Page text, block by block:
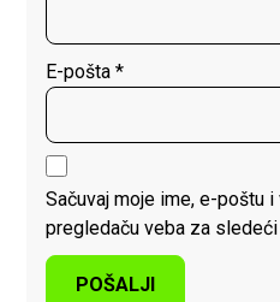
E-pošta*
Sačuvaj moje ime, e-poštu
pregledaču veba za